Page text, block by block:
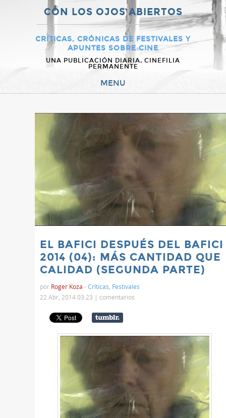
CON LOS OJOS ABIERTOS
CRÍTICAS, CRÓNICAS DE FESTIVALES Y
APUNTES SOBRE CINE
UNA PUBLICACIÓN DIARIA, CINEFILIA
PERMANENTE
MENU
EL BAFICI DESPUÉS DEL BAFICI
2014 (04): MÁS CANTIDAD QUE
CALIDAD (SEGUNDA PARTE)
por Roger Koza -Críticas Festivales
22 Abr, 2014 03:23 | comentarios